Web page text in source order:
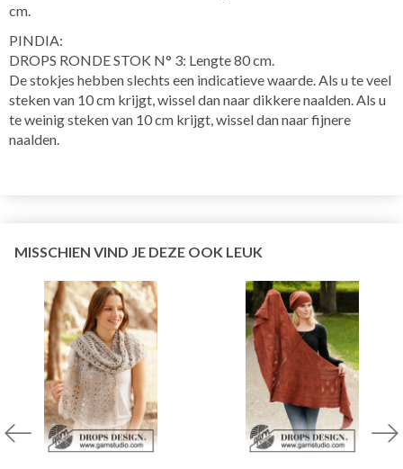
cm.
PINDIA:
DROPS RONDE STOK N° 3: Lengte 80 cm.
De stokjes hebben slechts een indicatieve waarde. Als u te veel
steken van 10 cm krijgt, wissel dan naar dikkere naalden. Als u
te weinig steken van 10 cm krijgt, wissel dan naar fijnere
naalden.
MISSCHIEN VIND JE DEZE OOK LEUK